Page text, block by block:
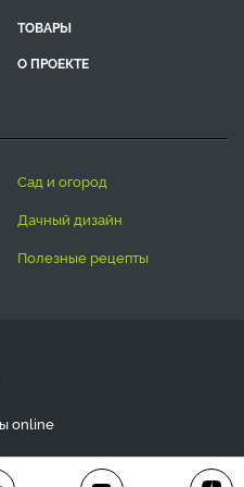
ТОВАРЫ
О ПРОЕКТЕ
сад и огород
дачный дизайн
полезные рецепты
online
только с